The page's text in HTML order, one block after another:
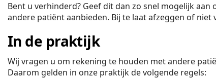
Bent u verhinderd? Geef dit dan zo snel mogelijk
andere patiënt aanbieden. Bij te laat afzeggen of
In de praktijk
Wij vragen u om rekening te houden met andere
Daarom gelden in onze praktijk de volgende regels: